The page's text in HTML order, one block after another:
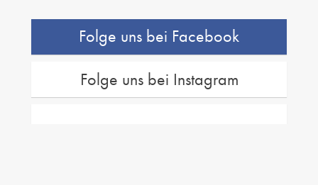
Folge uns bei Facebook
Folge uns bei Instagram